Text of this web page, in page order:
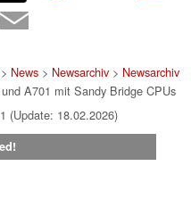
> News > Newsarchiv > Newsarchiv
A701 mit Sandy Bridge CPUs
(Update: 18.02.2026)